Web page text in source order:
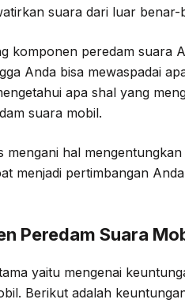
suara dari luar benar-
komponen peredam suara
Anda bisa mewaspadai
apa shal yang
suara mobil.
mengani hal
menjadi pertimbangan
Peredam Suara
yaitu mengenai
Berikut adalah